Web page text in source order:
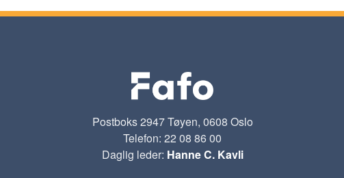
Postboks 2947 Tøyen, 0608 Oslo
Telefon: 22 08 86 00
Daglig leder: Hanne C. Kavli